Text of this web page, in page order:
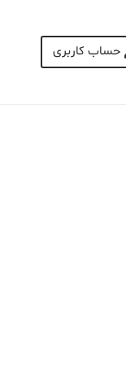
حساب کاربری